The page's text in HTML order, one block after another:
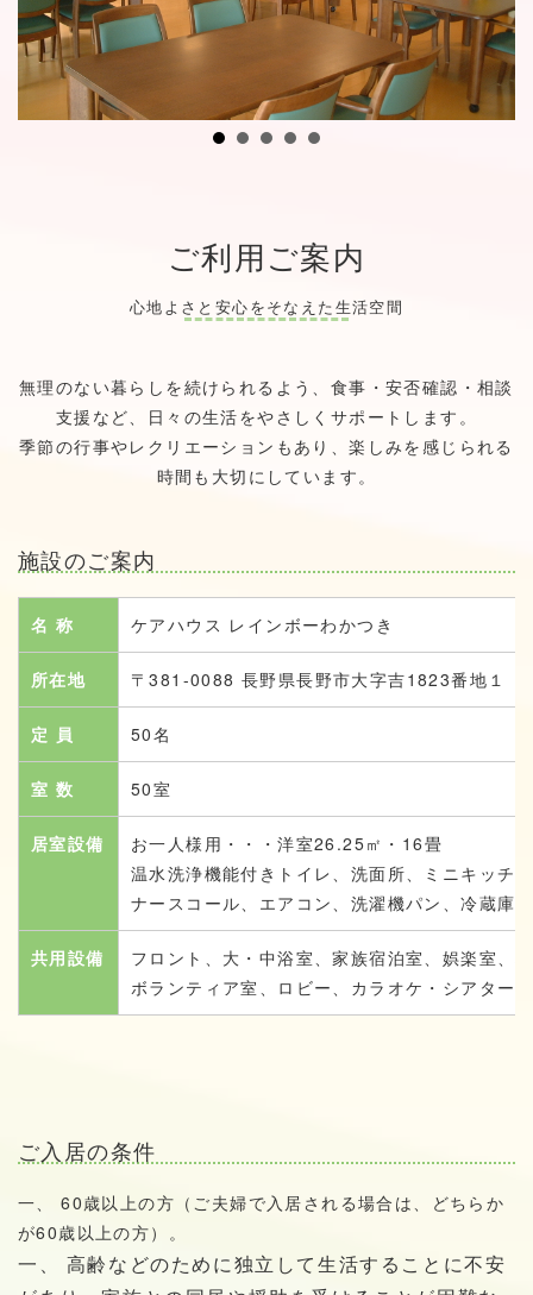
ご利用ご案内
心地よさと安心をそなえた生活空間
無理のない暮らしを続けられるよう、食事・安否確認・相談
支援など、日々の生活をやさしくサポートします。
季節の行事やレクリエーションもあり、楽しみを感じられる
時間も大切にしています。
施設のご案内
名 称 ケアハウス レインボーわかつき
所在地 〒381-0088 長野県長野市大字吉1823番地１
定 員 50名
室 数 50室
居室設備
お一人様用・・・洋室26.25㎡・16畳
温水洗浄機能付きトイレ、洗面所、ミニキッチ
ナースコール、エアコン、洗濯機パン、冷蔵庫
共用設備
フロント、大・中浴室、家族宿泊室、娯楽室、
ボランティア室、ロビー、カラオケ・シアター
ご入居の条件
一、 60歳以上の方（ご夫婦で入居される場合は、どちらか
が60歳以上の方）。
一、 高齢などのために独立して生活することに不安